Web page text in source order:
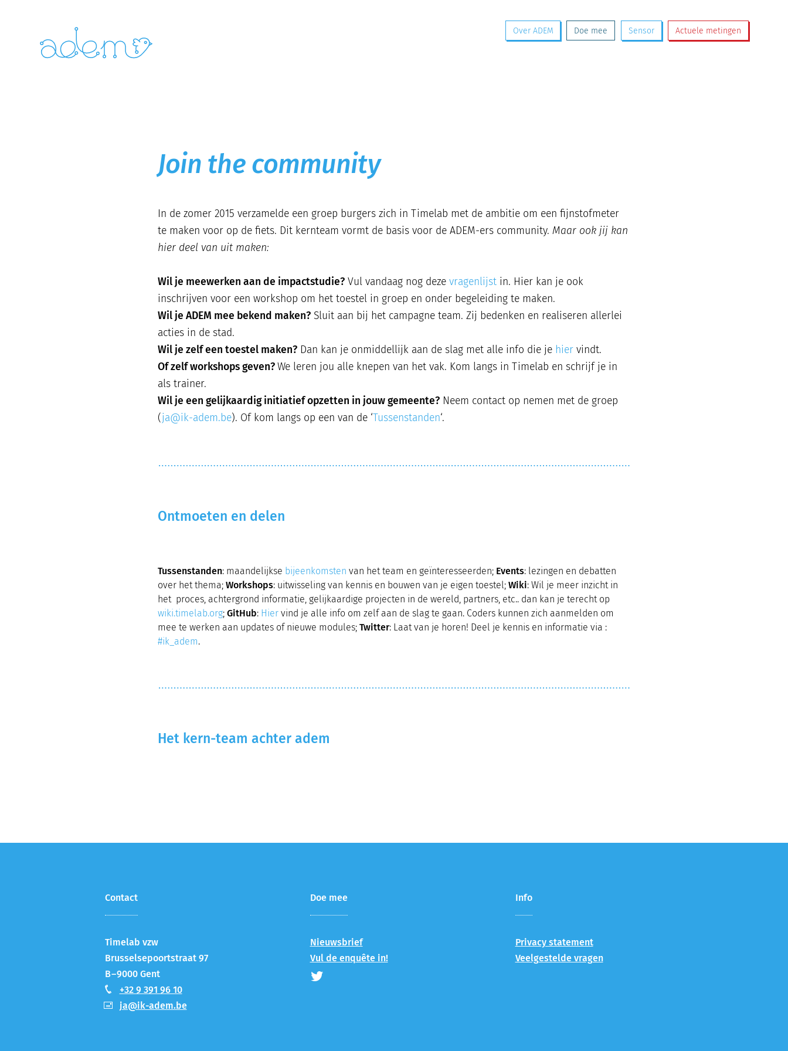
Over ADEM Doe mee Sensor Actuele metingen
Join the community
In de zomer 2015 verzamelde een groep burgers zich in Timelab met de ambitie om een fijnstofmeter
te maken voor op de fiets. Dit kernteam vormt de basis voor de ADEM-ers community. Maar ook jij kan
hier deel van uit maken:
Wil je meewerken aan de impactstudie?Vul vandaag nog deze vragenlijstin. Hier kan je ook
inschrijven voor een workshop om het toestel in groep en onder begeleiding te maken.
Wil je ADEM mee bekend maken?Sluit aan bij het campagne team. Zij bedenken en realiseren allerlei
acties in de stad.
Wil je zelf een toestel maken?Dan kan je onmiddellijk aan de slag met alle info die je hiervindt.
Of zelf workshops geven?We leren jou alle knepen van het vak. Kom langs in Timelab en schrijf je in
als trainer.
Wil je een gelijkaardig initiatief opzetten in jouw gemeente?Neem contact op nemen met de groep
(ja@ik-adem.be). Of kom langs op een van de ‘Tussenstanden‘.
Ontmoeten en delen
Tussenstanden: maandelijkse bijeenkomsten van het team en geïnteresseerden; Events: lezingen en debatten
over het thema; Workshops: uitwisseling van kennis en bouwen van je eigen toestel; Wiki: Wil je meer inzicht in
het proces, achtergrond informatie, gelijkaardige projecten in de wereld, partners, etc.. dan kan je terecht op
wiki.timelab.org; GitHub: Hiervind je alle info om zelf aan de slag te gaan. Coders kunnen zich aanmelden om
mee te werken aan updates of nieuwe modules; Twitter: Laat van je horen! Deel je kennis en informatie via :
#ik_adem.
Het kern-team achter adem
Contact
Timelab vzw
Brusselsepoortstraat 97
B – 9000 Gent
+32 9 391 96 10
ja@ik-adem.be
Doe mee
Nieuwsbrief
Vul de enquête in!
Info
Privacy statement
Veelgestelde vragen